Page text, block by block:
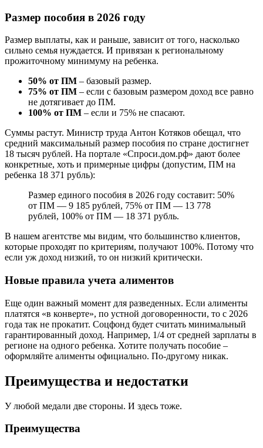
Размер пособия в 2026 году
Размер выплаты, как и раньше, зависит от того, насколько
сильно семья нуждается. И привязан к региональному
прожиточному минимуму на ребенка.
50% от ПМ – базовый размер.
75% от ПМ – если с базовым размером доход все равно
не дотягивает до ПМ.
100% от ПМ – если и 75% не спасают.
Суммы растут. Министр труда Антон Котяков обещал, что
средний максимальный размер пособия по стране достигнет
18 тысяч рублей. На портале «Спроси.дом.рф» дают более
конкретные, хоть и примерные цифры (допустим, ПМ на
ребенка 18 371 рубль):
Размер единого пособия в 2026 году составит: 50%
от ПМ — 9 185 рублей, 75% от ПМ — 13 778
рублей, 100% от ПМ — 18 371 рубль.
В нашем агентстве мы видим, что большинство клиентов,
которые проходят по критериям, получают 100%. Потому что
если уж доход низкий, то он низкий критически.
Новые правила учета алиментов
Еще один важный момент для разведенных. Если алименты
платятся «в конверте», по устной договоренности, то с 2026
года так не прокатит. Соцфонд будет считать минимальный
гарантированный доход. Например, 1/4 от средней зарплаты в
регионе на одного ребенка. Хотите получать пособие –
оформляйте алименты официально. По-другому никак.
Преимущества и недостатки
У любой медали две стороны. И здесь тоже.
Преимущества